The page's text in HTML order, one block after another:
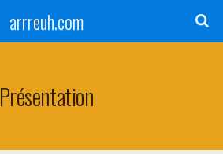
arrreuh.com
Présentation